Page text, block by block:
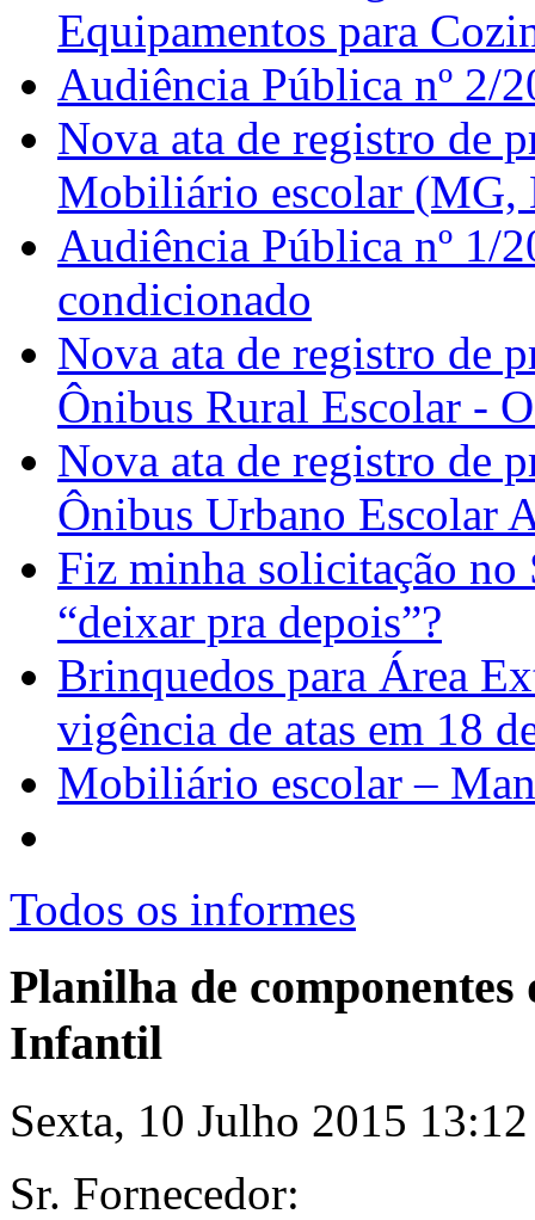
Equipamentos para
Audiência Pública nº 2/
Nova ata de registro de
Mobiliário escolar (MG,
Audiência Pública nº 1/
condicionado
Nova ata de registro de
Ônibus Rural Escolar -
Nova ata de registro de
Ônibus Urbano Escolar
Fiz minha solicitação no
“deixar pra depois”?
Brinquedos para Área
vigência de atas em 18
Mobiliário escolar –
Todos os informes
Planilha de
Infantil
Sexta, 10 Julho 2015 13:12
Sr. Fornecedor: